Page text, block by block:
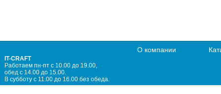
IT-CRAFT
Работаем пн-пт с 10.00 до 19.00,
обед с 14.00 до 15.00.
В субботу с 11.00 до 16.00 без обеда.
О компании